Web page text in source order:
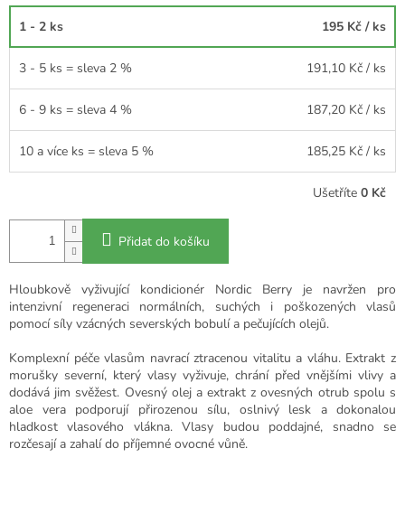
1 - 2 ks 195 Kč / ks
3 - 5 ks = sleva 2 % 191,10 Kč / ks
6 - 9 ks = sleva 4 % 187,20 Kč / ks
10 a více ks = sleva 5 % 185,25 Kč / ks
Ušetříte 0 Kč
Přidat do košíku
Hloubkově vyživující kondicionér Nordic Berry je navržen pro
intenzivní regeneraci normálních, suchých i poškozených vlasů
pomocí síly vzácných severských bobulí a pečujících olejů.
Komplexní péče vlasům navrací ztracenou vitalitu a vláhu. Extrakt z
morušky severní, který vlasy vyživuje, chrání před vnějšími vlivy a
dodává jim svěžest. Ovesný olej a extrakt z ovesných otrub spolu s
aloe vera podporují přirozenou sílu, oslnivý lesk a dokonalou
hladkost vlasového vlákna. Vlasy budou poddajné, snadno se
rozčesají a zahalí do příjemné ovocné vůně.